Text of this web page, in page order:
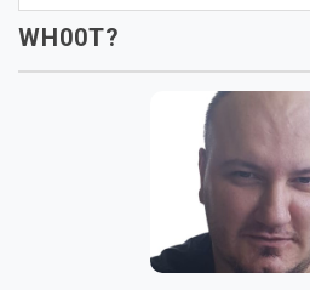
WH00T?